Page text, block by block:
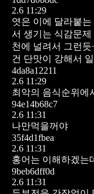
2.6 11:29
엿은 이에 달라붙는
서 생기는 식감문제
천에 널려서 그런
건 단맛이 강해서
4da8a12211
2.6 11:29
최악의 음식순위에
94e14b68c7
2.6 11:31
나만먹을꺼야
35f4d1fbea
2.6 11:31
홍어는 이해하겠는
9beb6dff0d
2.6 11:31